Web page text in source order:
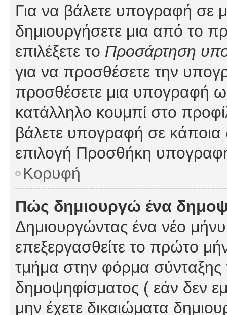
Για να βάλετε υπογραφή σε
δημιουργήσετε μια από το
επιλέξετε το Προσάρτηση
για να προσθέσετε την
προσθέσετε μια υπογραφή
κατάλληλο κουμπί στο
βάλετε υπογραφή σε κάποια
επιλογή Προσθήκη
Κορυφή
Πώς δημιουργώ ένα
Δημιουργώντας ένα νέο
επεξεργασθείτε το πρώτο
τμήμα στην φόρμα σύνταξης
δημοψηφίσματος ( εάν δεν
μην έχετε δικαιώματα